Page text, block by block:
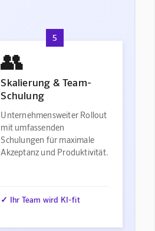
5
👥
Skalierung & Team-
Schulung
Unternehmensweiter Rollout
mit umfassenden
Schulungen für maximale
Akzeptanz und Produktivität.
✓ Ihr Team wird KI-fit